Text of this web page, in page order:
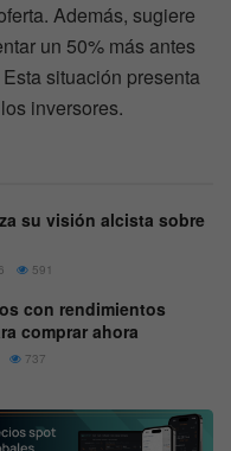
Además, sugiere
un 50% más antes
situación presenta
inversores.
su visión alcista sobre
591
con rendimientos
comprar ahora
737